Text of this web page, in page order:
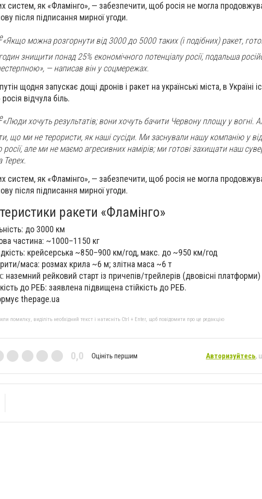
систем, як «Фламінго», — забезпечити, щоб росія не могла
після підписання мирної угоди.
«Якщо можна розгорнути від 3000 до 5000 таких (і подібних) ракет,
знищити понад 25% економічного потенціалу росії, подальша
— написав він у соцмережах.
щодня запускає дощі дронів і ракет на українські міста, в Україні
відчула біль.
«Люди хочуть результатів; вони хочуть бачити Червону площу у вогні.
що ми не терористи, як наші сусіди. Ми заснували нашу компанію у
росії, але ми не маємо агресивних намірів; ми готові захищати наш
Терех.
систем, як «Фламінго», — забезпечити, щоб росія не могла
після підписання мирної угоди.
ракети «Фламінго»
до 3000 км
частина: ~1000–1150 кг
крейсерська ~850–900 км/год, макс. до ~950 км/год
маса: розмах крила ~6 м; злітна маса ~6 т
наземний рейковий старт із причепів/трейлерів (двовісні платформи)
до РЕБ: заявлена підвищена стійкість до РЕБ.
thepage.ua
помилку, виділіть необхідний текст і натисніть Ctrl + Enter, щоб повідомити про це редакцію
0,0 Оцініть першим Авторизуйтесь,